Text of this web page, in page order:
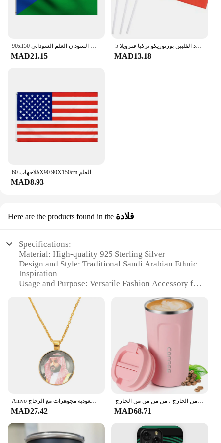
MAD21.15
5 قطعة/الوحدة اليد أعلام مع القطب 14*21 سنتيمتر أنغولا كوت ديفوار دومينيكا الأردن الجبل الأسود الفلبين بورتوريكو تركيا فنزويلا
MAD13.18
MAD8.93
Here are the products found in the قلادة
Specifications:
Material: High-quality 925 Sterling Silver
Design and Style: Traditional Saudi Arabian Ethnic
Inspiration
Usage and Purpose: Versatile Fashion Accessory for
Shape or Size: Classic Oval Pendant
Performance and Property: Hypoallergenic, Tarnish-
Resistant
Parts and Accessories: Comes with a 24-inch
Sterling Silver Chain
Features:
**Elegant Craftsmanship and Cultural
Significance**
Embrace the rich heritage of Saudi Arabia with the
exquisite مق الاهلي السعودي قلادة, a sterling silver
pendant that captures the essence of traditional
Saudi culture. This piece is not just a fashion
accessory but a symbol of pride and identity for
MAD27.42
كوب قهوة حراري للسفر من الفولاذ المقاوم للصدأ ، كوب شاي مانع للتسرب ، قوارير مفرغة للسيارة ، زجاجات معزولة محمولة ، من من من من الخارج ، من من من من الخارج
MAD68.71